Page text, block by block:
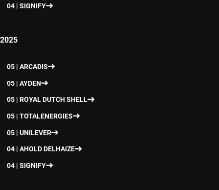
04 | SIGNIFY
2025
05 | ARCADIS
05 | AYDEN
05 | ROYAL DUTCH SHELL
05 | TOTALENERGIES
05 | UNILEVER
04 | AHOLD DELHAIZE
04 | SIGNIFY